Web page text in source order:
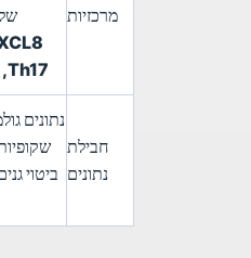
מרכזיות
Th17, אימונוהיסטוכימיה
חבילת
נתונים
נתונים
ביטוי